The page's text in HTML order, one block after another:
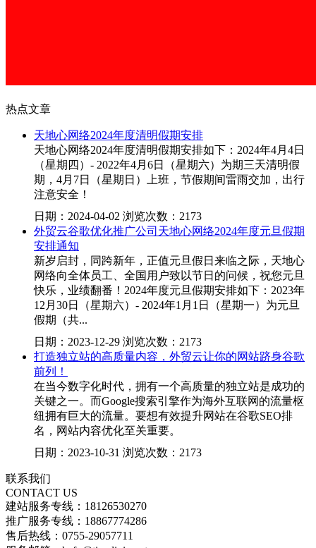
热点文章
天地心网络2024年度清明假期安排
天地心网络2024年度清明假期安排如下：2024年4月4日
（星期四）- 2022年4月6日（星期六）为期三天清明假
期，4月7日（星期日）上班，节假期间雷雨交加，出行
注意安全！
日期：2024-04-02 浏览次数：2173
外贸云谷歌优化推广公司天地心网络2024年度元旦假期
安排通知
新岁启封，同跨新年，正值元旦假日来临之际，天地心
网络向全体员工、全国用户致以节日的问候，祝您元旦
快乐，业绩翻番！2024年度元旦假期安排如下：2023年
12月30日（星期六）- 2024年1月1日（星期一）为元旦
假期（共...
日期：2023-12-29 浏览次数：2173
打造独立站的高质量内容，外贸云让你的网站跻身谷歌
前列！
在当今数字化时代，拥有一个高质量的独立站是成功的
关键之一。而Google搜索引擎作为海外互联网的流量枢
纽拥有巨大的流量。要想有效提升网站在谷歌SEO排
名，网站内容优化至关重要。
日期：2023-10-31 浏览次数：2173
联系我们
CONTACT US
建站服务专线：18126530270
推广服务专线：18867774286
售后热线：0755-29057711